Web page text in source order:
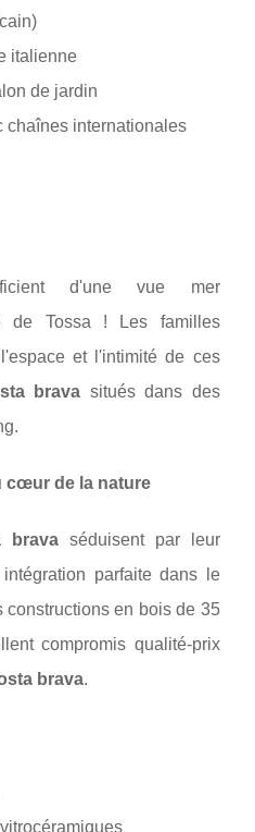
italienne
de jardin
chaînes internationales
d'une vue mer
de Tossa ! Les familles
et l'intimité de ces
brava situés dans des
cœur de la nature
brava séduisent par leur
parfaite dans le
constructions en bois de 35
compromis qualité-prix
brava.